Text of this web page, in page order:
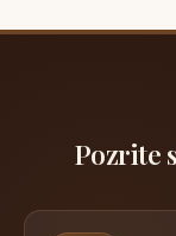
Pozrite